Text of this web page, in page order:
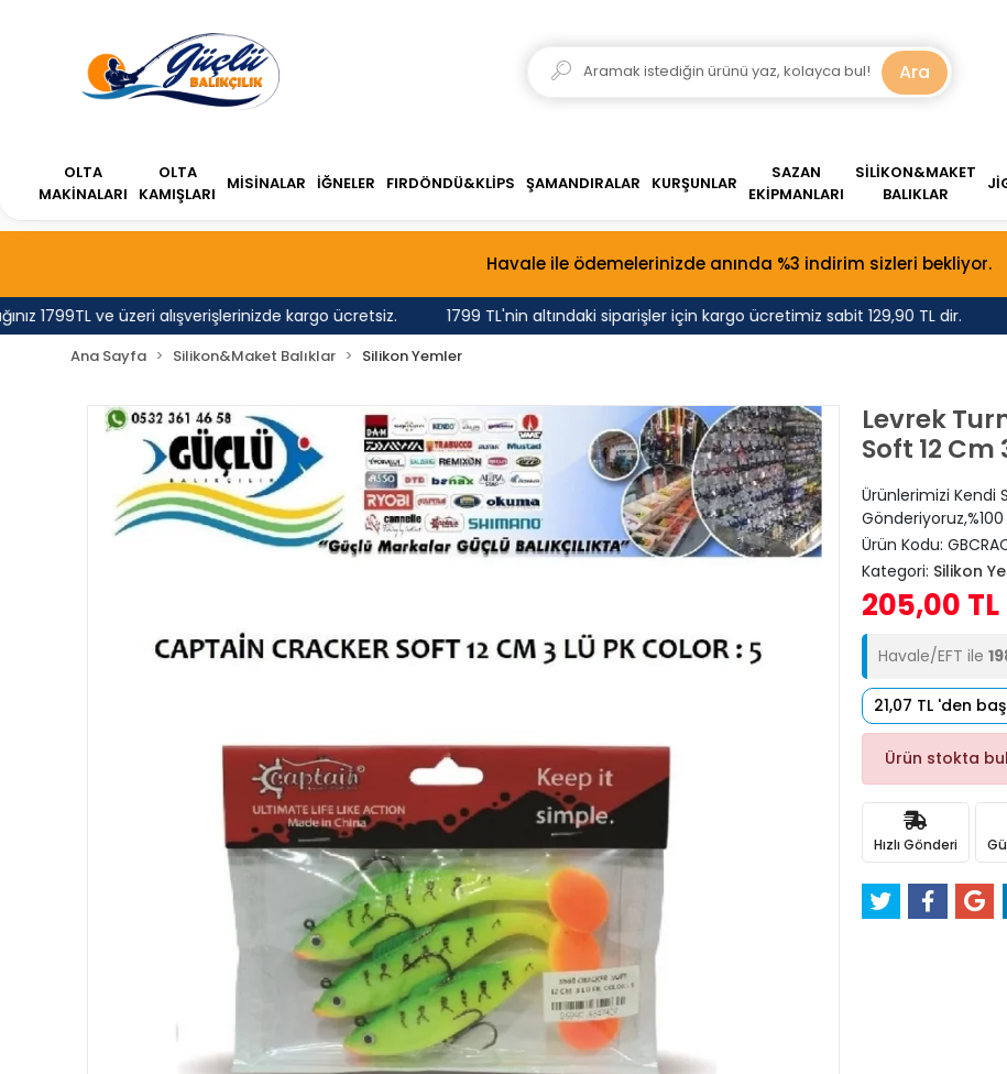
Havale ile ödemelerinizde anında %3 indirim sizleri bekliyor.
1799TL ve üzeri alışverişlerinizde kargo ücretsiz. 1799 TL'nin altındaki siparişler için kargo ücretimiz sabit 129,90 TL dir.
Ara
OLTA
MAKİNALARI
OLTA
KAMIŞLARI
MİSİNALAR İĞNELER FIRDÖNDÜ&KLİPS ŞAMANDIRALAR KURŞUNLAR
SAZAN
EKİPMANLARI
SİLİKON&MAKET
BALIKLAR
Ana Sayfa Silikon&Maket Balıklar Silikon Yemler
Levrek
Soft 12 Cm
Ürünlerimizi Kendi
Gönderiyoruz,%100
Ürün Kodu:
Kategori: Silikon
205,00 TL
Havale/EFT ile
21,07 TL 'den
Ürün stokta
Hızlı Gönderi